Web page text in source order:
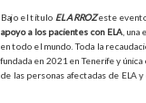
Bajo el título EL ARROZeste
apoyo a los pacientes con ELA ,
en todo el mundo. Toda la
fundada en 2021 en Tenerife y
de las personas afectadas de ELA